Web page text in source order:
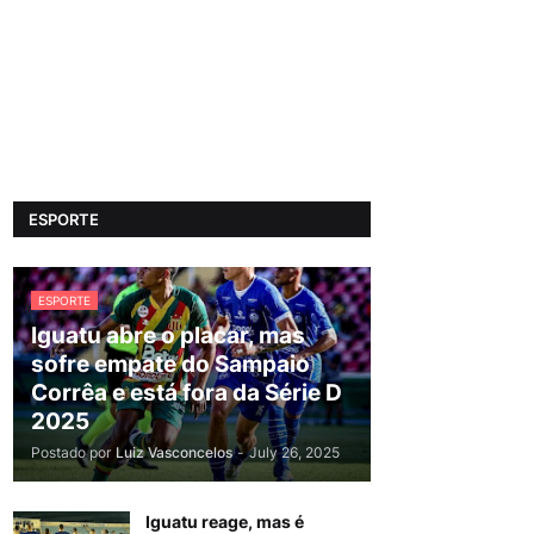
ESPORTE
ESPORTE
Iguatu abre o placar, mas
sofre empate do Sampaio
Corrêa e está fora da Série D
2025
Postado por Luiz Vasconcelos - July 26, 2025
Iguatu reage, mas é